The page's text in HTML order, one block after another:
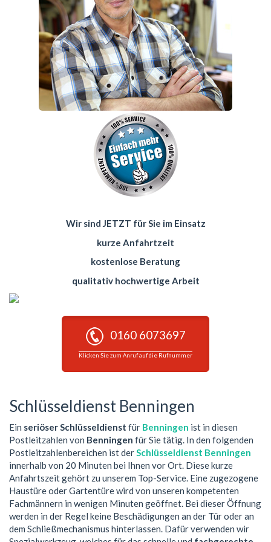
Wir sind JETZT für Sie im Einsatz
kurze Anfahrtzeit
kostenlose Beratung
qualitativ hochwertige Arbeit
0160 6073697
Klicken Sie zum Anruf auf die Rufnummer
Schlüsseldienst Benningen
Ein seriöser Schlüsseldienst für Benningen ist in diesen
Postleitzahlen von Benningen für Sie tätig. In den folgenden
Postleitzahlenbereichen ist derSchlüsseldienst Benningen
innerhalb von 20 Minuten bei Ihnen vor Ort. Diese kurze
Anfahrtszeit gehört zu unserem Top-Service. Eine zugezogene
Haustüre oder Gartentüre wird von unseren kompetenten
Fachmännern in wenigen Minuten geöffnet. Bei dieser Öffnung
werden in der Regel keine Beschädigungen an der Tür oder an
dem Schließmechanismus hinterlassen. Dafür verwenden wir